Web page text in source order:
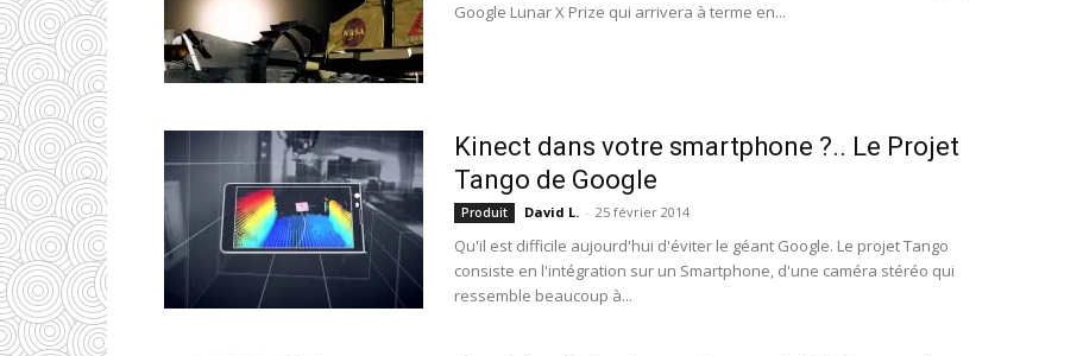
Google Lunar X Prize qui arrivera à terme en...
Kinect dans votre smartphone ?.. Le Projet
Tango de Google
Produit David L. - 25 février 2014
Qu'il est difficile aujourd'hui d'éviter le géant Google. Le projet Tango
consiste en l'intégration sur un Smartphone, d'une caméra stéréo qui
ressemble beaucoup à...